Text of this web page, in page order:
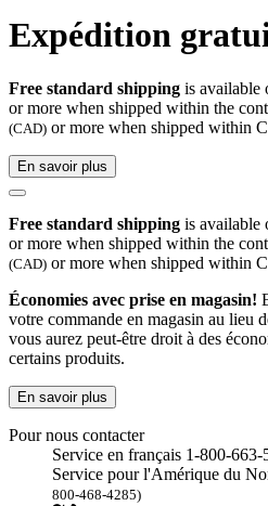
Expédition
Free standard shipping is available
or more when shipped within the
(CAD) or more when shipped within
En savoir plus
Free standard shipping is available
or more when shipped within the
(CAD) or more when shipped within
Économies avec prise en magasin!
votre commande en magasin au lieu
vous aurez peut-être droit à des
certains produits.
En savoir plus
Pour nous contacter
Service en français 1-800-663-
Service pour l'Amérique du
800-468-4285)